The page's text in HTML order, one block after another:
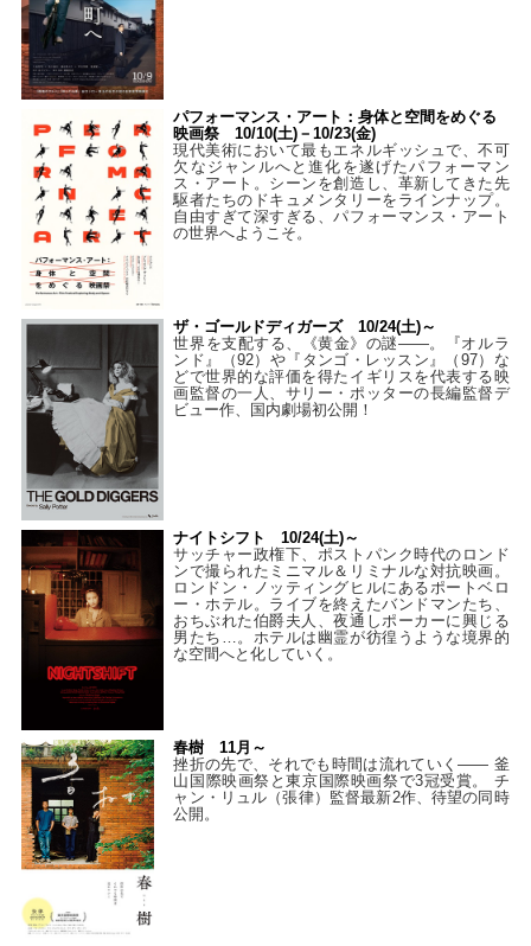
パフォーマンス・アート：身体と空間をめぐる
映画祭 10/10(土)－10/23(金)
現代美術において最もエネルギッシュで、不可
欠なジャンルへと進化を遂げたパフォーマン
ス・アート。シーンを創造し、革新してきた先
駆者たちのドキュメンタリーをラインナップ。
自由すぎて深すぎる、パフォーマンス・アート
の世界へようこそ。
ザ・ゴールドディガーズ 10/24(土)～
世界を支配する、《黄金》の謎――。『オルラ
ンド』（92）や『タンゴ・レッスン』（97）な
どで世界的な評価を得たイギリスを代表する映
画監督の一人、サリー・ポッターの長編監督デ
ビュー作、国内劇場初公開！
ナイトシフト 10/24(土)～
サッチャー政権下、ポストパンク時代のロンド
ンで撮られたミニマル＆リミナルな対抗映画。
ロンドン・ノッティングヒルにあるポートベロ
ー・ホテル。ライブを終えたバンドマンたち、
おちぶれた伯爵夫人、夜通しポーカーに興じる
男たち…。ホテルは幽霊が彷徨うような境界的
な空間へと化していく。
春樹 11月～
挫折の先で、それでも時間は流れていく—— 釜
山国際映画祭と東京国際映画祭で3冠受賞。 チ
ャン・リュル（張律）監督最新2作、待望の同時
公開。